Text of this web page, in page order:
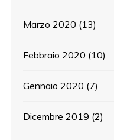
Marzo 2020 (13)
Febbraio 2020 (10)
Gennaio 2020 (7)
Dicembre 2019 (2)